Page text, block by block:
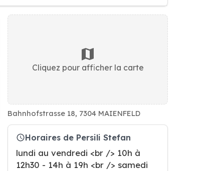
Cliquez pour afficher la carte
Bahnhofstrasse 18, 7304 MAIENFELD
Horaires de Persili Stefan
lundi au vendredi <br /> 10h à
12h30 - 14h à 19h <br /> samedi